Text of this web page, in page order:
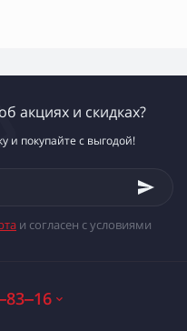
акциях и скидках?
и покупайте с выгодой!
и согласен с условиями